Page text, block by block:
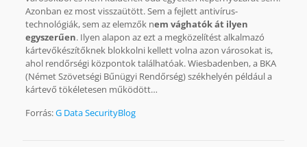
Azonban ez most visszaütött. Sem a fejlett antivírus-
technológiák, sem az elemzők nem vághatók át ilyen
egyszerűen. Ilyen alapon az ezt a megközelítést alkalmazó
kártevőkészítőknek blokkolni kellett volna azon városokat is,
ahol rendőrségi központok találhatóak. Wiesbadenben, a BKA
(Német Szövetségi Bűnügyi Rendőrség) székhelyén például a
kártevő tökéletesen működött…
Forrás:G Data SecurityBlog